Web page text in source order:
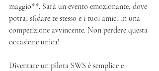
maggio**. Sarà un evento emozionante, dove
potrai sfidare te stesso e i tuoi amici in una
competizione avvincente. Non perdere questa
occasione unica!
Diventare un pilota SWS è semplice e